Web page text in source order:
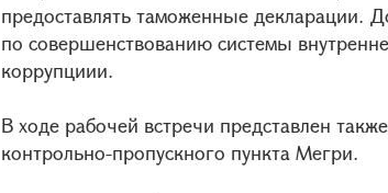
предоставлять таможенные декларации.
по совершенствованию системы
коррупциии.
В ходе рабочей встречи представлен
контрольно-пропускного пункта Мегри.